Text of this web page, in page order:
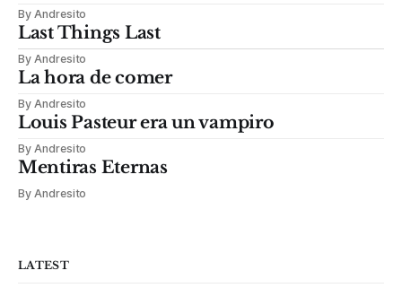
By Andresito
Last Things Last
By Andresito
La hora de comer
By Andresito
Louis Pasteur era un vampiro
By Andresito
Mentiras Eternas
By Andresito
LATEST